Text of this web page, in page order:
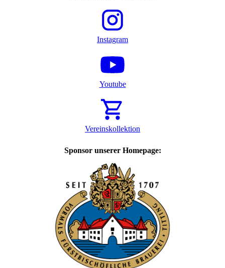
Instagram
Youtube
Vereinskollektion
Sponsor unserer Homepage: